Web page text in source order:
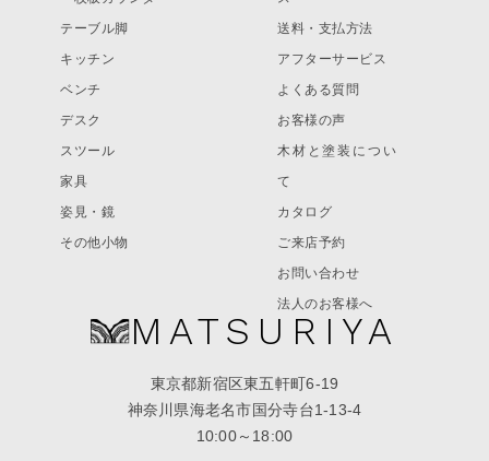
MATSURIYA
東京都新宿区東五軒町6-19
神奈川県海老名市国分寺台1-13-4
10:00～18:00
テーブル脚
キッチン
ベンチ
デスク
スツール
家具
姿見・鏡
その他小物
送料・支払方法
アフターサービス
よくある質問
お客様の声
木材と塗装につい
て
カタログ
ご来店予約
お問い合わせ
法人のお客様へ